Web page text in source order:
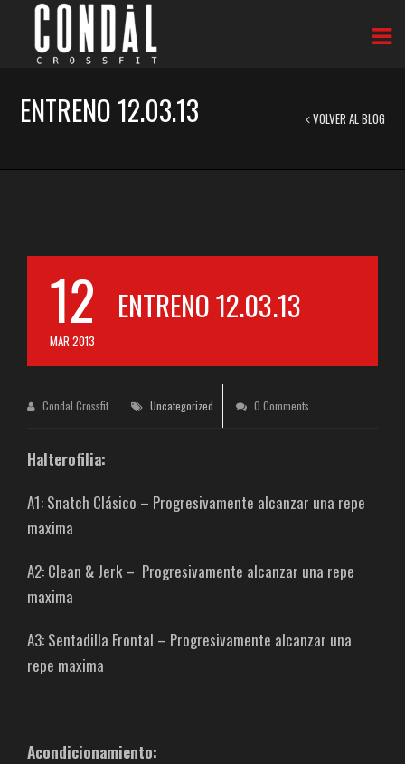
ENTRENO 12.03.13 VOLVER AL BLOG
12
MAR 2013
ENTRENO 12.03.13
Condal Crossfit Uncategorized 0 Comments
Halterofilia:
A1: Snatch Clásico – Progresivamente alcanzar una repe
maxima
A2: Clean & Jerk – Progresivamente alcanzar una repe
maxima
A3: Sentadilla Frontal – Progresivamente alcanzar una
repe maxima
Acondicionamiento: